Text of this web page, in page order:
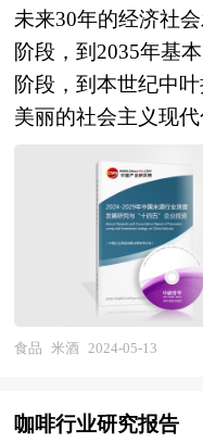
若想对行业有系统
资，本报告将是您
会、中国行业研究
供的大量权威资料
型，全面而准确地
析体系。让您全面
的市场走向和发展
业的内外部环境、
况、市场供需、竞
机会风险、发展策
重点分析了我国威
战。报告将帮助威
资企业准确了解威
和盈利点……准确把
未来30年的经济社
阶段，到2035年基
阶段，到本世纪中
美丽的社会主义现
一个五年规划，“十
社会发展的新征程
第一个五年规划，
点。本次十九届五
建议单独的提出与
2035年远景目标的
五”规划不仅是过往
规划是国家对经济
食品 米酒 2024-05-13
咖啡行业研究报告